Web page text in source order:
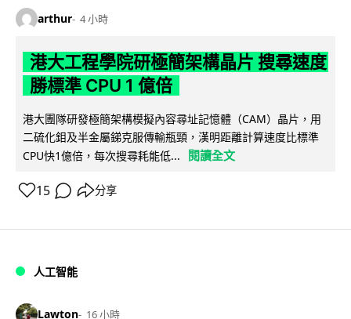
arthur 4 小時
港大工程學院研極簡架構晶片 搜尋速度
勝標準 CPU 1 億倍
港大團隊研發極簡架構模擬內容尋址記憶體（CAM）晶片，用
二硫化鉬及半金屬銻克服傳輸瓶頸，漢明距離計算速度比標準
CPU快1億倍，每次搜尋耗能低...
閱讀全文
15 分享
人工智能
Lawton 16 小時